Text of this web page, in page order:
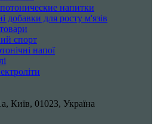
напитки
добавки для росту м'язів
спорт
напої
Київ, 01023, Україна